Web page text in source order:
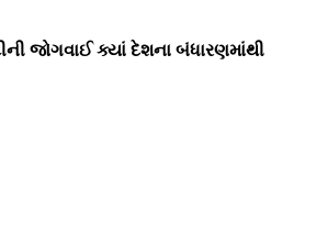
જોગવાઈ ક્યાં દેશના બંધારણમાંથી